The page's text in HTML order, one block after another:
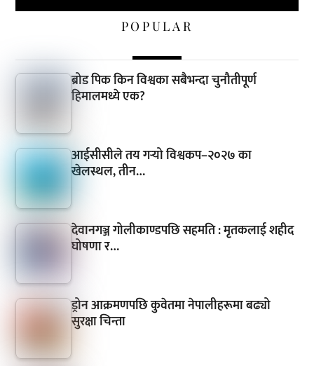
POPULAR
ब्रोड पिक किन विश्वका सबैभन्दा चुनौतीपूर्ण
हिमालमध्ये एक?
आईसीसीले तय गर्‍यो विश्वकप–२०२७ का
खेलस्थल, तीन…
देवानगञ्ज गोलीकाण्डपछि सहमति : मृतकलाई शहीद
घोषणा र…
ड्रोन आक्रमणपछि कुवेतमा नेपालीहरूमा बढ्यो
सुरक्षा चिन्ता